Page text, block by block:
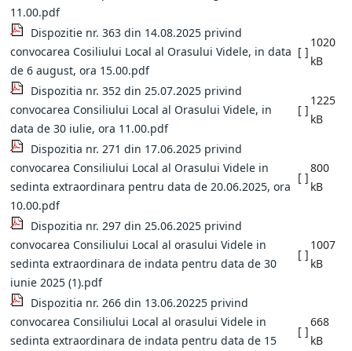
11.00.pdf
Dispozitie nr. 363 din 14.08.2025 privind
convocarea Cosiliului Local al Orasului Videle, in data
de 6 august, ora 15.00.pdf
[ ]
1020
kB
Dispozitia nr. 352 din 25.07.2025 privind
convocarea Consiliului Local al Orasului Videle, in
data de 30 iulie, ora 11.00.pdf
[ ]
1225
kB
Dispozitia nr. 271 din 17.06.2025 privind
convocarea Consiliului Local al Orasului Videle in
sedinta extraordinara pentru data de 20.06.2025, ora
10.00.pdf
[ ]
800
kB
Dispozitia nr. 297 din 25.06.2025 privind
convocarea Consiliului Local al orasului Videle in
sedinta extraordinara de indata pentru data de 30
iunie 2025 (1).pdf
[ ]
1007
kB
Dispozitia nr. 266 din 13.06.20225 privind
convocarea Consiliului Local al orasului Videle in
sedinta extraordinara de indata pentru data de 15
[ ]
668
kB